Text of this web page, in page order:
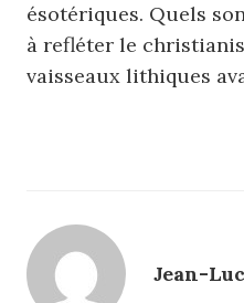
ésotériques. Quels
à refléter le
vaisseaux lithiques
Jean-